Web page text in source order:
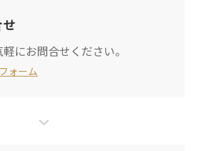
にお問合せください。
ォーム